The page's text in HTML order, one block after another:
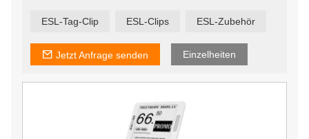
aktualisiert werden müssen, kann es schwierig, wenn
nicht sogar unmöglich sein, die Aufgabe effektiv zu
Preise und Werbeaktionen für eine beliebige Anzahl von
Produkten in nur wenigen Sekunden aktualisieren.
ESL-Tag-Clip ESL-Clips ESL-Zubehör
Jetzt Anfrage senden Einzelheiten